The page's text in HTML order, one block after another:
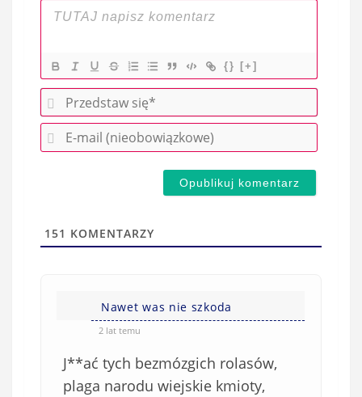
{} [+]
P
r
e
w
-
(
151 KOMENTARZY
Nawet was nie szkoda
2 lat temu
J**ać tych bezmózgich rolasów,
plaga narodu wiejskie kmioty,